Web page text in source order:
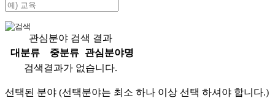
관심분야 검색 결과
대분류
중분류
관심분야명
검색결과가 없습니다.
선택된 분야 (선택분야는 최소 하나 이상 선택 하셔야 합니다.)